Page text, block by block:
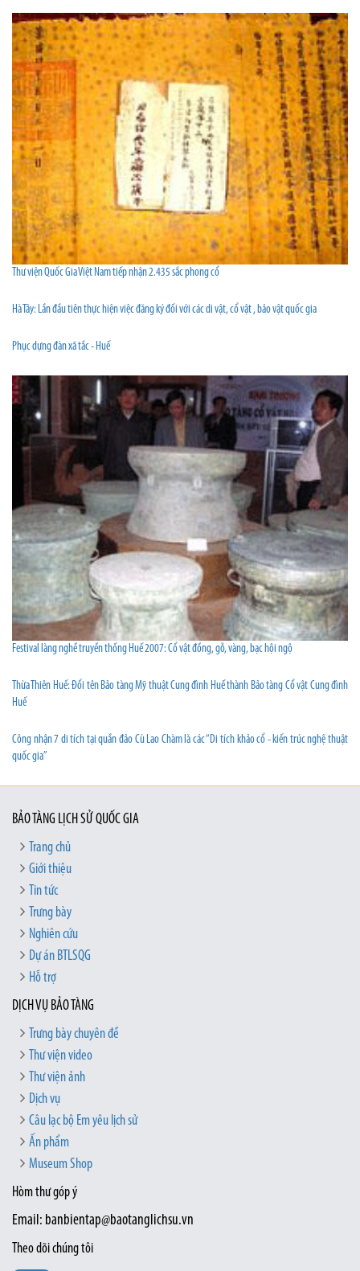
Thư viện Quốc Gia Việt Nam tiếp nhận 2.435 sắc phong cổ
Hà Tây: Lần đầu tiên thực hiện việc đăng ký đối với các di vật, cổ vật , bảo vật quốc gia
Phục dựng đàn xã tắc - Huế
Festival làng nghề truyền thống Huế 2007: Cổ vật đồng, gỗ, vàng, bạc hội ngộ
Thừa Thiên Huế: Đổi tên Bảo tàng Mỹ thuật Cung đình Huế thành Bảo tàng Cổ vật Cung đình
Huế
Công nhận 7 di tích tại quần đảo Cù Lao Chàm là các “Di tích khảo cổ - kiến trúc nghệ thuật
quốc gia”
BẢO TÀNG LỊCH SỬ QUỐC GIA
Trang chủ
Giới thiệu
Tin tức
Trưng bày
Nghiên cứu
Dự án BTLSQG
Hỗ trợ
DỊCH VỤ BẢO TÀNG
Trưng bày chuyên đề
Thư viện video
Thư viện ảnh
Dịch vụ
Câu lạc bộ Em yêu lịch sử
Ấn phẩm
Museum Shop
Hòm thư góp ý
Email: banbientap@baotanglichsu.vn
Theo dõi chúng tôi